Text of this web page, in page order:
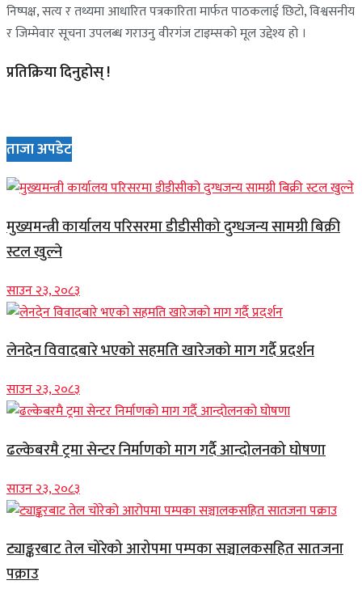
निष्पक्ष, सत्य र तथ्यमा आधारित पत्रकारिता मार्फत पाठकलाई छिटो, विश्वसनीय
र जिम्मेवार सूचना उपलब्ध गराउनु वीरगंज टाइम्सको मूल उद्देश्य हो ।
प्रतिक्रिया दिनुहोस् !
ताजा अपडेट
मुख्यमन्त्री कार्यालय परिसरमा डीडीसीको दुग्धजन्य सामग्री बिक्री
स्टल खुल्ने
साउन २३, २०८३
लेनदेन विवादबारे भएको सहमति खारेजको माग गर्दै प्रदर्शन
साउन २३, २०८३
ढल्केबरमै ट्रमा सेन्टर निर्माणको माग गर्दै आन्दोलनको घोषणा
साउन २३, २०८३
ट्याङ्करबाट तेल चोरेको आरोपमा पम्पका सञ्चालकसहित सातजना
पक्राउ